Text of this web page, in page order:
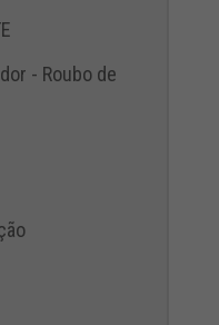
- Roubo de